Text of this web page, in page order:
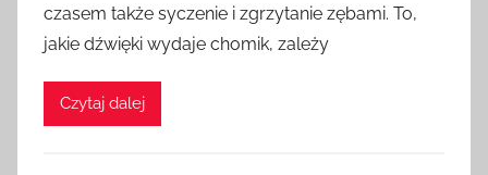
a
d
czasem także syczenie i zgrzytanie zębami. To,
jakie dźwięki wydaje chomik, zależy
Czytaj dalej